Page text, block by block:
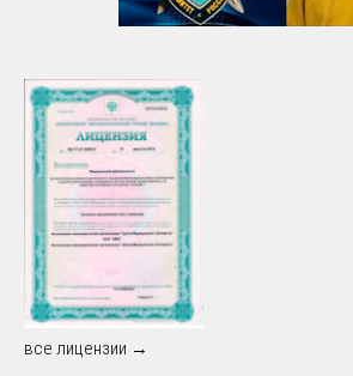
все лицензии →